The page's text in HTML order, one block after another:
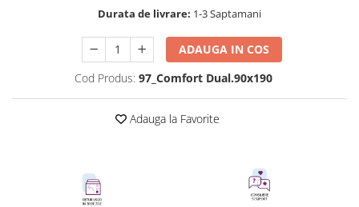
Durata de livrare: 1-3 Saptamani
ADAUGA IN COS
Cod Produs: 97_Comfort Dual.90x190
Adauga la Favorite